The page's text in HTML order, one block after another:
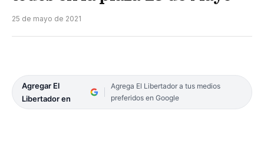
25 de mayo de 2021
Agregar El
Libertador en
Agrega El Libertador a tus medios
preferidos en Google